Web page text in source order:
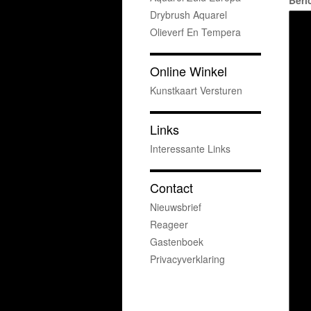
Drybrush Aquarel
Olieverf En Tempera
Online Winkel
Kunstkaart Versturen
Links
Interessante Links
Contact
Nieuwsbrief
Reageer
Gastenboek
Privacyverklaring